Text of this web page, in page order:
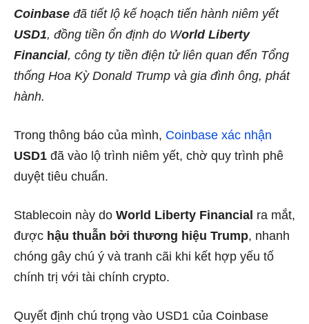
Coinbase đã tiết lộ kế hoạch tiến hành niêm yết
USD1, đồng tiền ổn định do World Liberty
Financial, công ty tiền điện tử liên quan đến Tổng
thống Hoa Kỳ Donald Trump và gia đình ông, phát
hành.
Trong thông báo của mình, Coinbase xác nhận
USD1 đã vào lộ trình niêm yết, chờ quy trình phê
duyệt tiêu chuẩn.
Stablecoin này do World Liberty Financial ra mắt,
được hậu thuẫn bởi thương hiệu Trump, nhanh
chóng gây chú ý và tranh cãi khi kết hợp yếu tố
chính trị với tài chính crypto.
Quyết định chú trọng vào USD1 của Coinbase